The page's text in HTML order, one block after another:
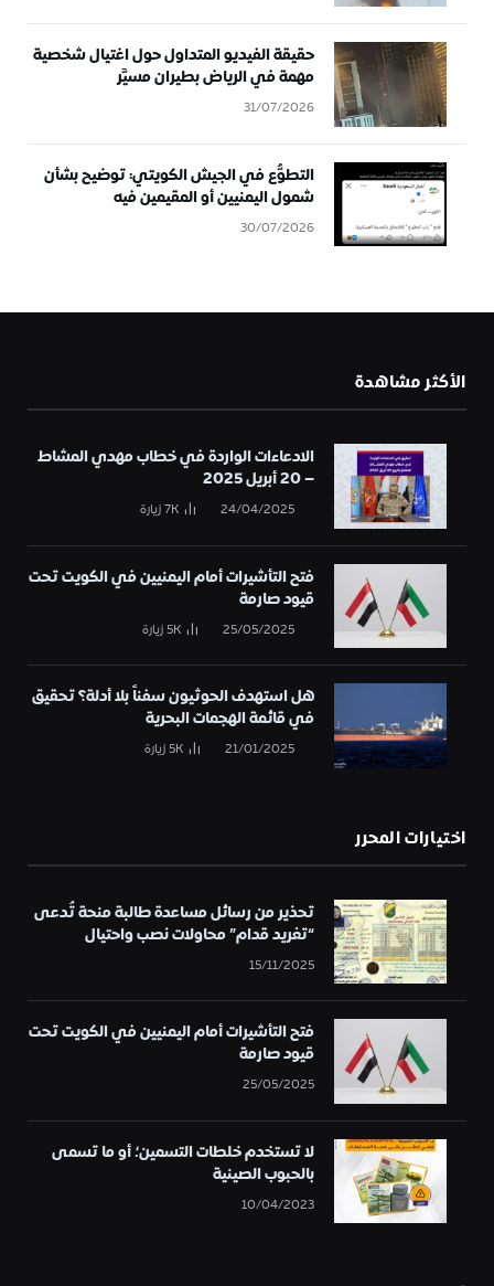
حقيقة الفيديو المتداول حول اغتيال شخصية
مهمة في الرياض بطيران مسيَّر
31/07/2026
التطوُّع في الجيش الكويتي: توضيح بشأن
شمول اليمنيين أو المقيمين فيه
30/07/2026
الأكثر مشاهدة
الادعاءات الواردة في خطاب مهدي المشاط
– 20 أبريل 2025
24/04/2025
7Kزيارة
فتح التأشيرات أمام اليمنيين في الكويت تحت
قيود صارمة
25/05/2025
5Kزيارة
هل استهدف الحوثيون سفناً بلا أدلة؟ تحقيق
في قائمة الهجمات البحرية
21/01/2025
5Kزيارة
اختيارات المحرر
تحذير من رسائل مساعدة طالبة منحة تُدعى
“تغريد قدام” محاولات نصب واحتيال
15/11/2025
فتح التأشيرات أمام اليمنيين في الكويت تحت
قيود صارمة
25/05/2025
لا تستخدم خلطات التسمين؛ أو ما تسمى
بالحبوب الصينية
10/04/2023